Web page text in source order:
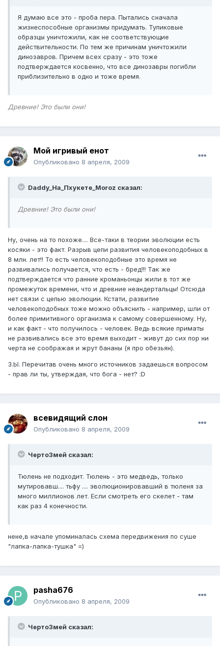
Я думаю все это - проба пера. Пытались сначала
жизнеспособные организмы придумать. Тупиковые
образцы уничтожили, как не соответствующие
действительности. По тем же причинам уничтожили
динозавров. Причем всех сразу - это тоже
подтверждается косвенно, что все динозавры погибли
приблизительно в одно и тоже время.
Древние! Это были они!
Мой игривый енот
Опубликовано 8 апреля, 2009
Daddy_На_Пхукете_Moroz сказал:
Древние! Это были они!
Ну, очень на то похоже.... Все-таки в теории эволюции есть
косяки - это факт. Разрыв цепи развития человекоподобных в
8 млн. лет!! То есть человекоподобные это время не
развивались получается, что есть - бред!!! Так же
подтверждается что ранние кроманьонцы жили в тот же
промежуток времени, что и древние неандертальцы! Отсюда
нет связи с цепью эволюции. Кстати, развитие
человекоподобных тоже можно объяснить - например, шли от
более примитивного организма к самому совершенному. Ну,
и как факт - что получилось - человек. Ведь всякие приматы
не развивались все это время выходит - живут до сих пор ни
черта не соображая и жрут бананы (я про обезьян).
З.Ы. Перечитав очень много источников задаешься вопросом
- прав ли ты, утверждая, что бога - нет? :D
всевидящий слон
Опубликовано 8 апреля, 2009
ЧертоЗмей сказал:
Тюлень не подходит. Тюлень - это медведь, только
мутировавш.... тьфу .... эволюционировавший в тюленя за
много миллионов лет. Если смотреть его скелет - там
как раз 4 конечности.
нене,в начале упоминалась схема передвижения по суше
"лапка-лапка-тушка" =)
pasha676
Опубликовано 8 апреля, 2009
ЧертоЗмей сказал: